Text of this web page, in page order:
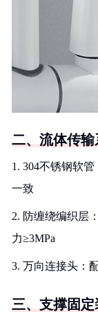
二、流体传
1. 304不锈钢软
一致
2. 防缠绕编织层
力≥3MPa
3. 万向连接头：
三、支撑固